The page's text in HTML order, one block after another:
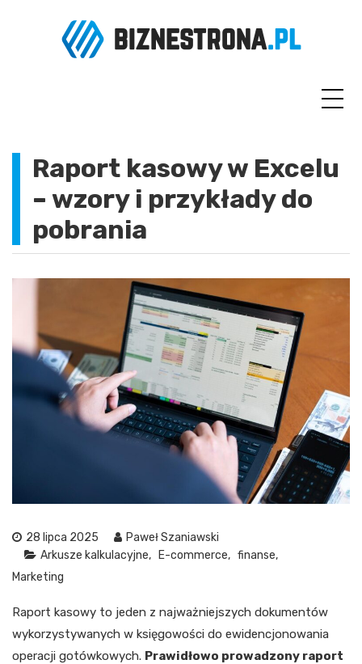
Raport kasowy w Excelu
– wzory i przykłady do
pobrania
28 lipca 2025
Paweł Szaniawski
Arkusze kalkulacyjne
E-commerce
finanse
Marketing
Raport kasowy to jeden z najważniejszych dokumentów
wykorzystywanych w księgowości do ewidencjonowania
operacji gotówkowych. Prawidłowo prowadzony raport